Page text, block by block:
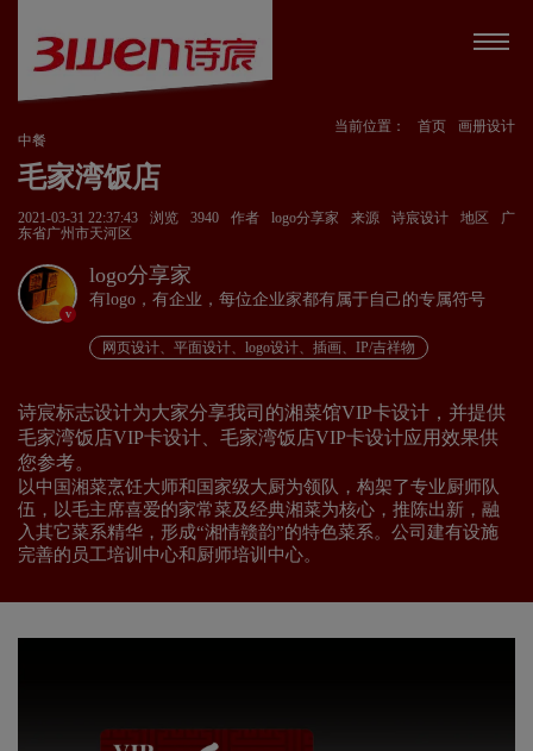
当前位置： 首页
画册设计
中餐
毛家湾饭店
2021-03-31 22:37:43 浏览 3940 作者 logo分享家 来源 诗宸设计 地区
广
东省广州市天河区
v
logo分享家
有logo，有企业，每位企业家都有属于自己的专属符号
网页设计、平面设计、logo设计、插画、IP/吉祥物
诗宸标志设计为大家分享我司的湘菜馆VIP卡设计，并提供
毛家湾饭店VIP卡设计、毛家湾饭店VIP卡设计应用效果供
您参考。
以中国湘菜烹饪大师和国家级大厨为领队，构架了专业厨师队
伍，以毛主席喜爱的家常菜及经典湘菜为核心，推陈出新，融
入其它菜系精华，形成“湘情赣韵”的特色菜系。公司建有设施
完善的员工培训中心和厨师培训中心。